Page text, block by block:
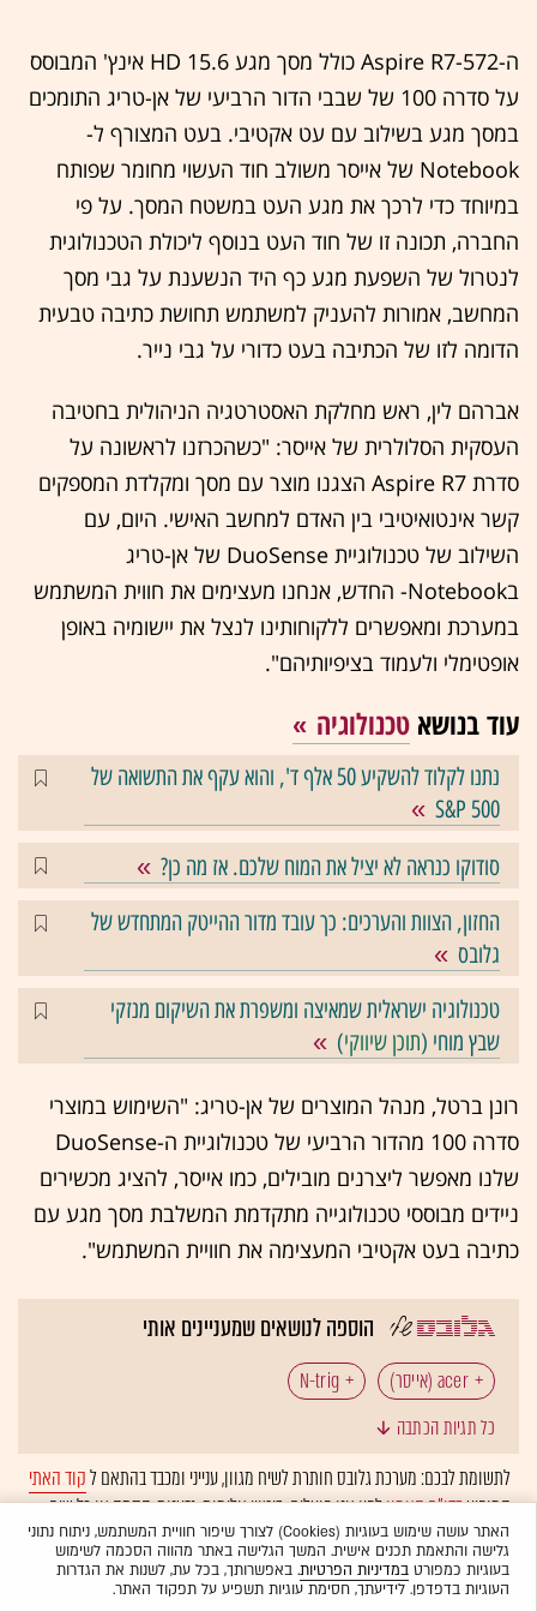
ה-Aspire R7-572 כולל מסך מגע HD 15.6 אינץ' המבוסס
על סדרה 100 של שבבי הדור הרביעי של אן-טריג התומכים
במסך מגע בשילוב עם עט אקטיבי. בעט המצורף ל-
Notebook של אייסר משולב חוד העשוי מחומר שפותח
במיוחד כדי לרכך את מגע העט במשטח המסך. על פי
החברה, תכונה זו של חוד העט בנוסף ליכולת הטכנולוגית
לנטרול של השפעת מגע כף היד הנשענת על גבי מסך
המחשב, אמורות להעניק למשתמש תחושת כתיבה טבעית
הדומה לזו של הכתיבה בעט כדורי על גבי נייר.
אברהם לין, ראש מחלקת האסטרטגיה הניהולית בחטיבה
העסקית הסלולרית של אייסר: "כשהכרזנו לראשונה על
סדרת Aspire R7 הצגנו מוצר עם מסך ומקלדת המספקים
קשר אינטואיטיבי בין האדם למחשב האישי. היום, עם
השילוב של טכנולוגיית DuoSense של אן-טריג
בNotebook- החדש, אנחנו מעצימים את חווית המשתמש
במערכת ומאפשרים ללקוחותינו לנצל את יישומיה באופן
אופטימלי ולעמוד בציפיותיהם".
עוד בנושא טכנולוגיה
נתנו לקלוד להשקיע 50 אלף ד', והוא עקף את התשואה של
S&P 500
סודוקו כנראה לא יציל את המוח שלכם. אז מה כן?
החזון, הצוות והערכים: כך עובד מדור ההייטק המתחדש של
גלובס
טכנולוגיה ישראלית שמאיצה ומשפרת את השיקום מנזקי
שבץ מוחי (תוכן שיווקי)
רונן ברטל, מנהל המוצרים של אן-טריג: "השימוש במוצרי
סדרה 100 מהדור הרביעי של טכנולוגיית ה-DuoSense
שלנו מאפשר ליצרנים מובילים, כמו אייסר, להציג מכשירים
ניידים מבוססי טכנולוגייה מתקדמת המשלבת מסך מגע עם
כתיבה בעט אקטיבי המעצימה את חוויית המשתמש".
הוספה לנושאים שמעניינים אותי
acer (אייסר)
N-trig
כל תגיות הכתבה
לתשומת לבכם: מערכת גלובס חותרת לשיח מגוון, ענייני ומכבד בהתאם לקוד האתי
המופיעבדו"ח האמוןלפיו אנו פועלים. ביטויי אלימות, גזענות, הסתה או כל שיח
בלתי הולם אחר מסוננים בצורהאוטומטיתולא יפורסמו באתר.
האתר עושה שימוש בעוגיות (Cookies) לצורך שיפור חוויית המשתמש, ניתוח נתוני
גלישה והתאמת תכנים אישית. המשך הגלישה באתר מהווה הסכמה לשימוש
בעוגיות כמפורטבמדיניות הפרטיות. באפשרותך, בכל עת, לשנות את הגדרות
העוגיות בדפדפן. לידיעתך, חסימת עוגיות תשפיע על תפקוד האתר.